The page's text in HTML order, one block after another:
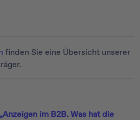
finden Sie eine Übersicht unserer
im B2B. Was hat die